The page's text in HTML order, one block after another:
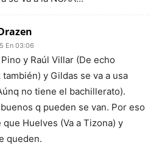
En 03:06
y Raúl Villar (De echo
y Gildas se va a usa
no tiene el bachillerato).
q pueden se van. Por eso
Huelves (Va a Tizona) y
queden.